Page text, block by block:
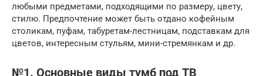
любыми предметами, подходящими по размеру, цвету,
стилю. Предпочтение может быть отдано кофейным
столикам, пуфам, табуретам-лестницам, подставкам для
цветов, интересным стульям, мини-стремянкам и др.
№1. Основные виды тумб под ТВ